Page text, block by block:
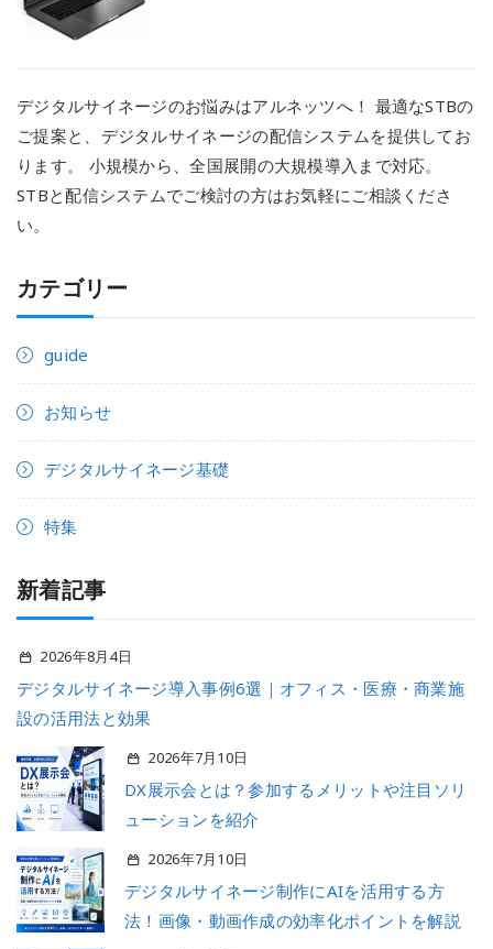
デジタルサイネージのお悩みはアルネッツへ！ 最適なSTBの
ご提案と、デジタルサイネージの配信システムを提供してお
ります。 小規模から、全国展開の大規模導入まで対応。
STBと配信システムでご検討の方はお気軽にご相談くださ
い。
カテゴリー
guide
お知らせ
デジタルサイネージ基礎
特集
新着記事
2026年8月4日
デジタルサイネージ導入事例6選｜オフィス・医療・商業施
設の活用法と効果
2026年7月10日
DX展示会とは？参加するメリットや注目ソリ
ューションを紹介
2026年7月10日
デジタルサイネージ制作にAIを活用する方
法！画像・動画作成の効率化ポイントを解説